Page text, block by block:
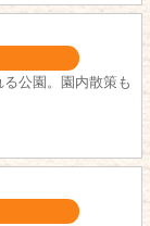
公園。園内散策も